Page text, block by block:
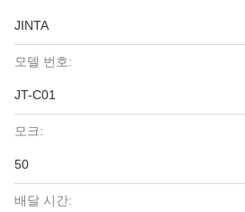
JINTA
모델 번호:
JT-C01
모크:
50
배달 시간: